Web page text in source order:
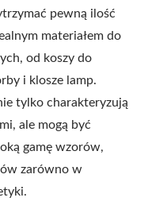
pewną ilość
materiałem do
od koszy do
i klosze lamp.
tylko charakteryzują
ale mogą być
gamę wzorów,
zarówno w